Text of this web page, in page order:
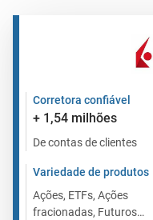
Corretora confiável
+ 1,54 milhões
De contas de clientes
Variedade de produtos
Ações, ETFs, Ações
fracionadas, Futuros…